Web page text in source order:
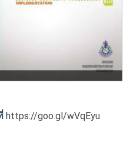
https://goo.gl/wVqEyu